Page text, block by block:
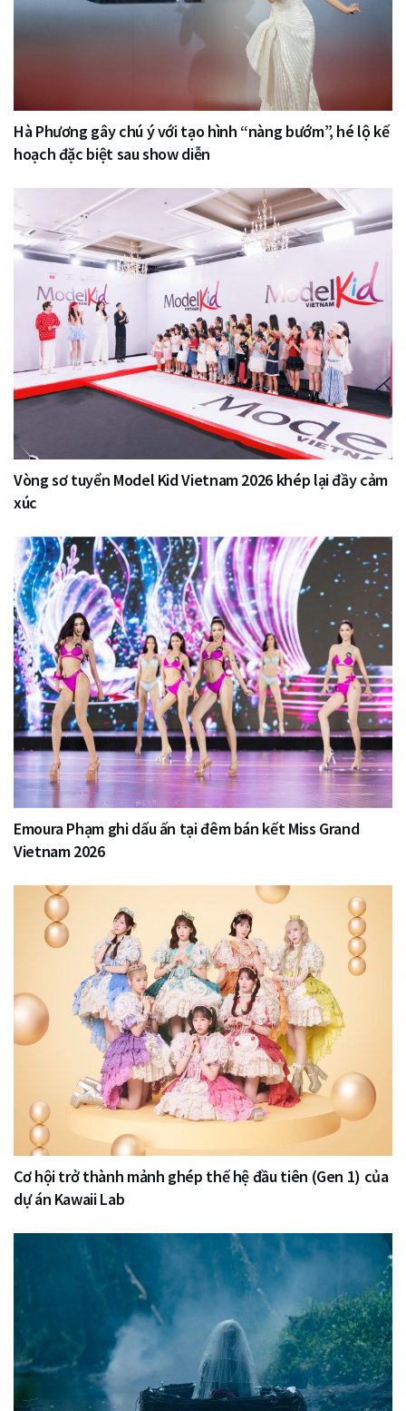
Hà Phương gây chú ý với tạo hình “nàng bướm”, hé lộ kế
hoạch đặc biệt sau show diễn
Vòng sơ tuyển Model Kid Vietnam 2026 khép lại đầy cảm
xúc
Emoura Phạm ghi dấu ấn tại đêm bán kết Miss Grand
Vietnam 2026
Cơ hội trở thành mảnh ghép thế hệ đầu tiên (Gen 1) của
dự án Kawaii Lab